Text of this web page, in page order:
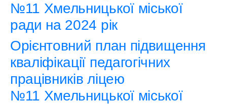
№11 Хмельницької міської
ради на 2024 рік
Орієнтовний план підвищення
кваліфікації педагогічних
працівників ліцею
№11 Хмельницької міської